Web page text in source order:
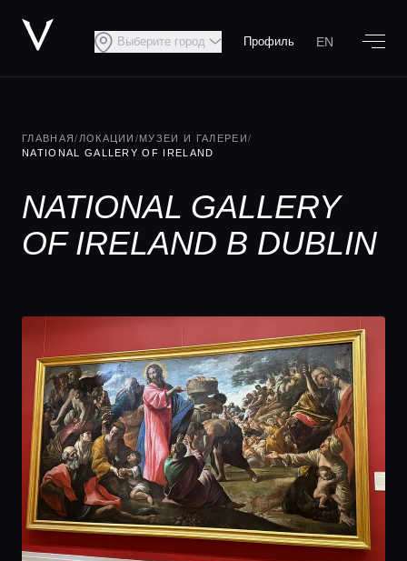
Выберите город Профиль EN
ГЛАВНАЯ/ ЛОКАЦИИ /МУЗЕИ И ГАЛЕРЕИ/
NATIONAL GALLERY OF IRELAND
NATIONAL GALLERY
OF IRELAND В DUBLIN